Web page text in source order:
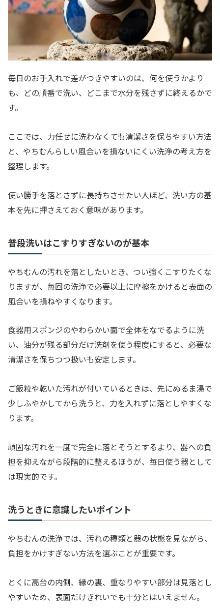
毎日のお手入れで差がつきやすいのは、何を使うかより
も、どの順番で洗い、どこまで水分を残さずに終えるかで
す。
ここでは、力任せに洗わなくても清潔さを保ちやすい方法
と、やちむんらしい風合いを損ないにくい洗浄の考え方を
整理します。
使い勝手を落とさずに長持ちさせたい人ほど、洗い方の基
本を先に押さえておく意味があります。
普段洗いはこすりすぎないのが基本
やちむんの汚れを落としたいとき、つい強くこすりたくな
りますが、毎回の洗浄で必要以上に摩擦をかけると表面の
風合いを損ねやすくなります。
食器用スポンジのやわらかい面で全体をなでるように洗
い、油分が残る部分だけ洗剤を使う程度にすると、必要な
清潔さを保ちつつ扱いも安定します。
ご飯粒や乾いた汚れが付いているときは、先にぬるま湯で
少しふやかしてから洗うと、力を入れずに落としやすくな
ります。
頑固な汚れを一度で完全に落とそうとするより、器への負
担を抑えながら段階的に整えるほうが、毎日使う器として
は現実的です。
洗うときに意識したいポイント
やちむんの洗浄では、汚れの種類と器の状態を見ながら、
負担をかけすぎない方法を選ぶことが重要です。
とくに高台の内側、縁の裏、重なりやすい部分は見落とし
やすいため、表面だけきれいでも十分とはいえません。